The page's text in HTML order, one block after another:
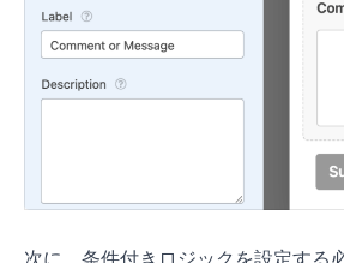
次に、条件付きロジックを設定する